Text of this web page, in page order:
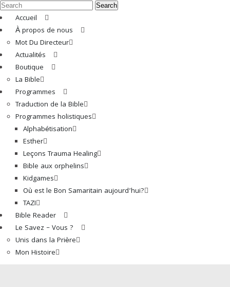
Search
Accueil
À propos de nous
Mot Du Directeur
Actualités
Boutique
La Bible
Programmes
Traduction de la Bible
Programmes holistiques
Alphabétisation
Esther
Leçons Trauma Healing
Bible aux orphelins
Kidgames
Où est le Bon Samaritain aujourd’hui?
TAZI
Bible Reader
Le Savez – Vous ?
Unis dans la Prière
Mon Histoire